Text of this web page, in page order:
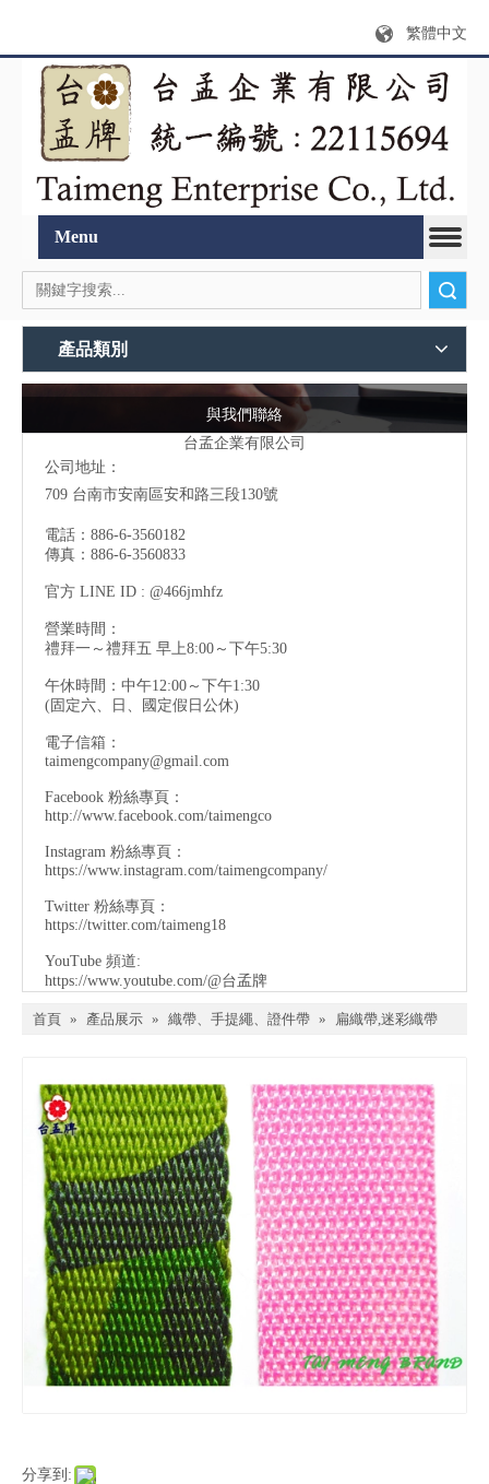
繁體中文
Menu
產品類別
與我們聯絡
台孟企業有限公司
公司地址：
709 台南市安南區安和路三段130號
電話：886-6-3560182
傳真：886-6-3560833
官方 LINE ID : @466jmhfz
營業時間：
禮拜一～禮拜五 早上8:00～下午5:30
午休時間：中午12:00～下午1:30
(固定六、日、國定假日公休)
電子信箱：
taimengcompany@gmail.com
Facebook 粉絲專頁：
http://www.facebook.com/taimengco
Instagram 粉絲專頁：
https://www.instagram.com/taimengcompany/
Twitter 粉絲專頁：
https://twitter.com/taimeng18
YouTube 頻道:
https://www.youtube.com/@台孟牌
首頁 » 產品展示 » 織帶、手提繩、證件帶 » 扁織帶,迷彩織帶
分享到: